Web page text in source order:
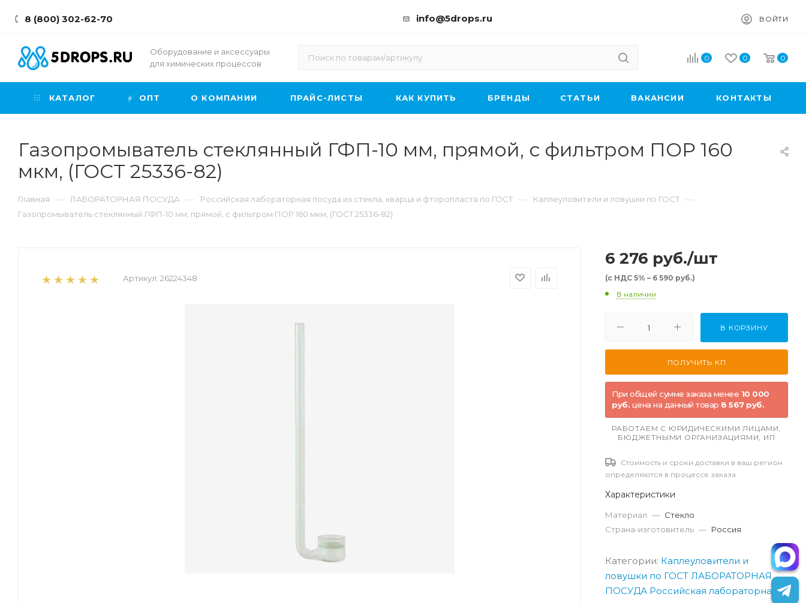
8 (800) 302-62-70 ВОЙТИ
info@5drops.ru
Оборудование и аксессуары
для химических процессов
0 0 0
КАТАЛОГ ОПТ О КОМПАНИИ ПРАЙС-ЛИСТЫ КАК КУПИТЬ БРЕНДЫ CТАТЬИ ВАКАНСИИ КОНТАКТЫ
Газопромыватель стеклянный ГФП-10 мм, прямой, с фильтром ПОР 160
мкм, (ГОСТ 25336-82)
Главная — ЛАБОРАТОРНАЯ ПОСУДА — Российская лабораторная посуда из стекла, кварца и фторопласта по ГОСТ — Каплеуловители и ловушки по ГОСТ —
Газопромыватель стеклянный ГФП-10 мм, прямой, с фильтром ПОР 160 мкм, (ГОСТ 25336-82)
Артикул: 26224348
6 276 руб./шт
(с НДС 5% – 6 590 руб.)
В наличии
В КОРЗИНУ
При общей сумме заказа менее 10 000
руб. цена на данный товар 8 567 руб.
РАБОТАЕМ С ЮРИДИЧЕСКИМИ ЛИЦАМИ,
БЮДЖЕТНЫМИ ОРГАНИЗАЦИЯМИ, ИП
Стоимость и сроки доставки в ваш регион
определяются в процессе заказа
Характеристики
Материал — Стекло
Страна-изготовитель — Россия
Категории: Каплеуловители и
ловушки по ГОСТ ЛАБОРАТОРНАЯ
ПОСУДА Российская лабораторная